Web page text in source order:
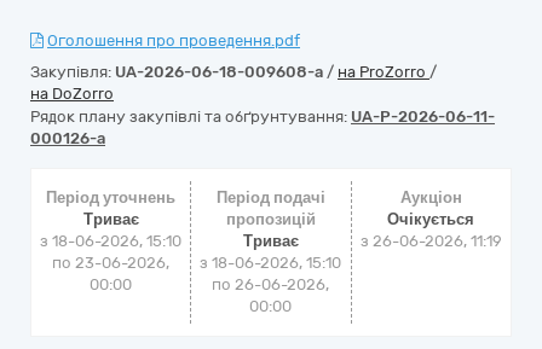
Оголошення про проведення.pdf
Закупівля: UA-2026-06-18-009608-a / на ProZorro /
на DoZorro
Рядок плану закупівлі та обґрунтування: UA-P-2026-06-11-
000126-a
Період уточнень
Триває
з 18-06-2026, 15:10
по 23-06-2026,
00:00
Період подачі
пропозицій
Триває
з 18-06-2026, 15:10
по 26-06-2026,
00:00
Аукціон
Очікується
з 26-06-2026, 11:19